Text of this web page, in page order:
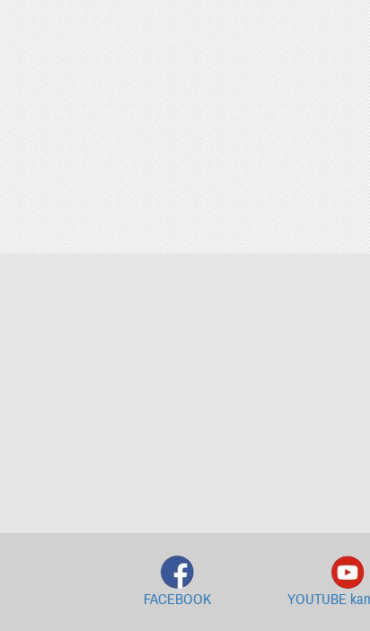
FACEBOOK YOUTUBE